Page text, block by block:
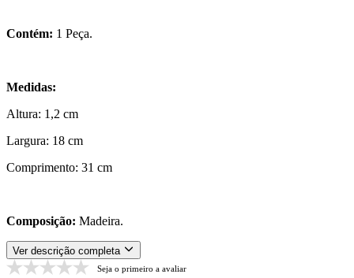
Contém: 1 Peça.
Medidas:
Altura: 1,2 cm
Largura: 18 cm
Comprimento: 31 cm
Composição: Madeira.
Ver descrição completa
Seja o primeiro a avaliar